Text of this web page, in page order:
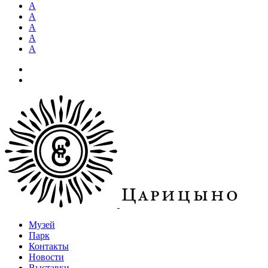
А
А
А
А
А
Музей
Парк
Контакты
Новости